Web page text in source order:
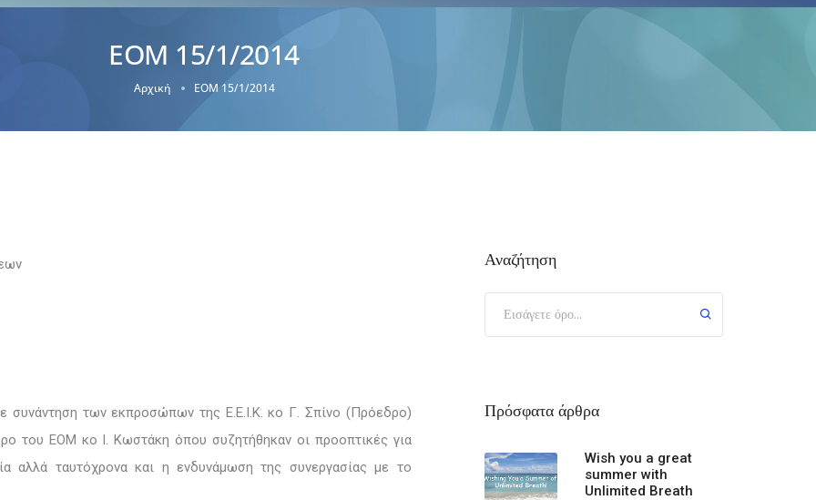
ΕΟΜ 15/1/2014
Αρχική ΕΟΜ 15/1/2014
συνάντηση των εκπροσώπων της Ε.Ε.Ι.Κ. κο Γ. Σπίνο (Πρόεδρο)
του ΕΟΜ κο Ι. Κωστάκη όπου συζητήθηκαν οι προοπτικές για
αλλά ταυτόχρονα και η ενδυνάμωση της συνεργασίας με το
Αναζήτηση
Πρόσφατα άρθρα
Wish you a great
summer with
Unlimited Breath